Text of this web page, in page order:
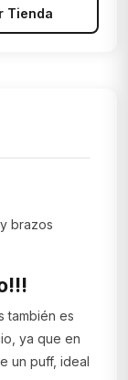
Tienda
brazos
también es
ya que en
un puff, ideal